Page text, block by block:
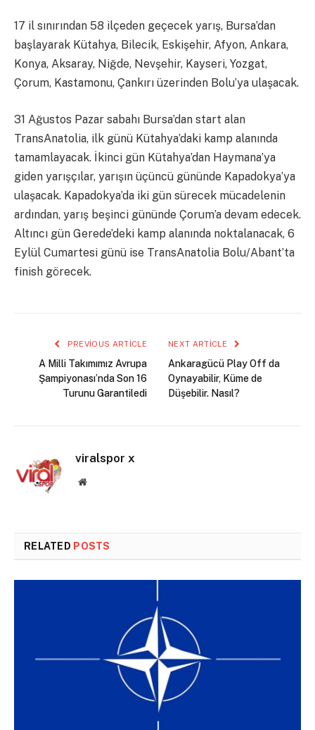
17 il sınırından 58 ilçeden geçecek yarış, Bursa’dan
başlayarak Kütahya, Bilecik, Eskişehir, Afyon, Ankara,
Konya, Aksaray, Niğde, Nevşehir, Kayseri, Yozgat,
Çorum, Kastamonu, Çankırı üzerinden Bolu’ya ulaşacak.
31 Ağustos Pazar sabahı Bursa’dan start alan
TransAnatolia, ilk günü Kütahya’daki kamp alanında
tamamlayacak. İkinci gün Kütahya’dan Haymana’ya
giden yarışçılar, yarışın üçüncü gününde Kapadokya’ya
ulaşacak. Kapadokya’da iki gün sürecek mücadelenin
ardından, yarış beşinci gününde Çorum’a devam edecek.
Altıncı gün Gerede’deki kamp alanında noktalanacak, 6
Eylül Cumartesi günü ise TransAnatolia Bolu/Abant’ta
finish görecek.
PREVIOUS ARTICLE
A Milli Takımımız Avrupa
Şampiyonası’nda Son 16
Turunu Garantiledi
NEXT ARTICLE
Ankaragücü Play Off da
Oynayabilir, Küme de
Düşebilir. Nasıl?
viralspor x
Website
RELATED POSTS